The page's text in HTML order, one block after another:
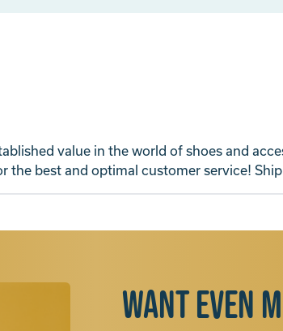
value in the world of shoes and
the best and optimal customer service!
Want even